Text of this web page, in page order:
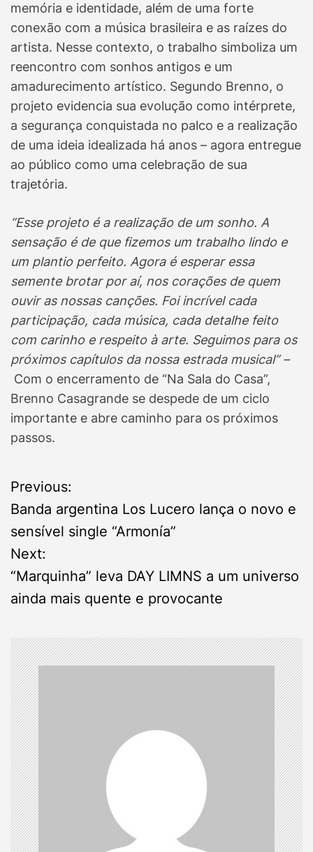
memória e identidade, além de uma forte
conexão com a música brasileira e as raízes do
artista. Nesse contexto, o trabalho simboliza um
reencontro com sonhos antigos e um
amadurecimento artístico. Segundo Brenno, o
projeto evidencia sua evolução como intérprete,
a segurança conquistada no palco e a realização
de uma ideia idealizada há anos – agora entregue
ao público como uma celebração de sua
trajetória.
“Esse projeto é a realização de um sonho. A
sensação é de que fizemos um trabalho lindo e
um plantio perfeito. Agora é esperar essa
semente brotar por aí, nos corações de quem
ouvir as nossas canções. Foi incrível cada
participação, cada música, cada detalhe feito
com carinho e respeito à arte. Seguimos para os
próximos capítulos da nossa estrada musical” –
Com o encerramento de “Na Sala do Casa”,
Brenno Casagrande se despede de um ciclo
importante e abre caminho para os próximos
passos.
P
o
s
t
a
v
i
g
a
t
Previous:
Banda argentina Los Lucero lança o novo e
sensível single “Armonía”
Next:
“Marquinha” leva DAY LIMNS a um universo
ainda mais quente e provocante